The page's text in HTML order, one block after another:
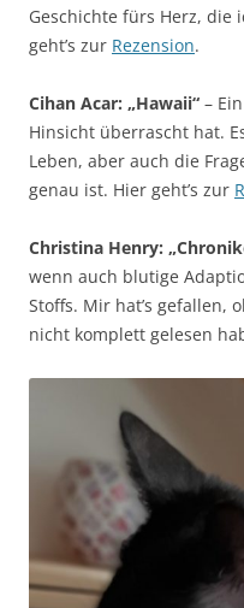
Geschichte fürs Herz, die
geht’s zur Rezension.
Cihan Acar: „Hawaii“ –
Hinsicht überrascht hat.
Leben, aber auch die
genau ist. Hier geht’s zur
Christina Henry:
wenn auch blutige
Stoffs. Mir hat’s gefallen,
nicht komplett gelesen